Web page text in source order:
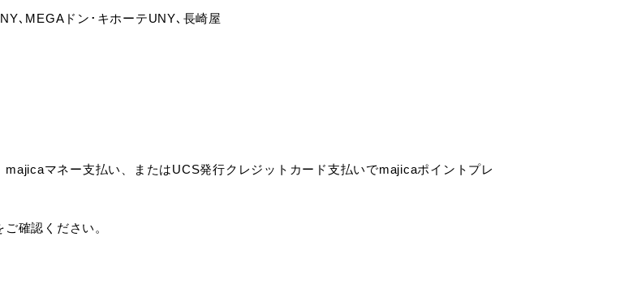
､MEGAドン･キホーテUNY､長崎屋
マネー支払い、またはUCS発行クレジットカード支払いでmajicaポイントプレ
確認ください。